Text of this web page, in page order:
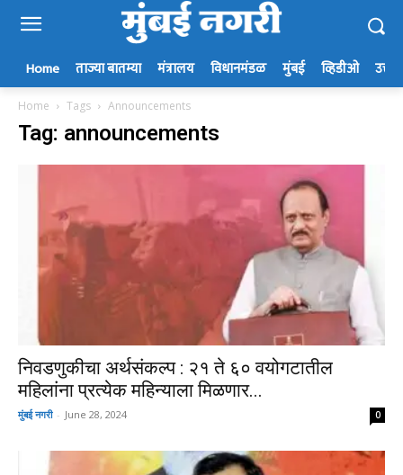
Home ताज्या बातम्या मंत्रालय विधानमंडळ मुंबई व्हिडीओ उत्तर
Home Tags Announcements
Tag: announcements
निवडणुकीचा अर्थसंकल्प : २१ ते ६० वयोगटातील
महिलांना प्रत्येक महिन्याला मिळणार...
मुंबई नगरी - June 28, 2024 0